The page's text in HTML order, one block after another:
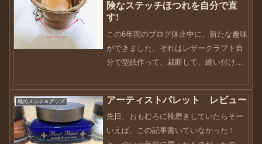
険なステッチほつれを自分で直
す!
この6年間のブログ休止中に、新たな趣味
ができました。それはレザークラフト自
分で型紙作って、裁断して、縫い付ける
低いです。今日は、レザークラフトのと
きに学んだ縫い方で、革靴のステッチほ
つれを自分で直したこと...
靴のメンテ＆グッズ アーティストパレット レビュー
先日、おもむろに靴磨きしていたらそー
いえば、この記事書いていなかった！